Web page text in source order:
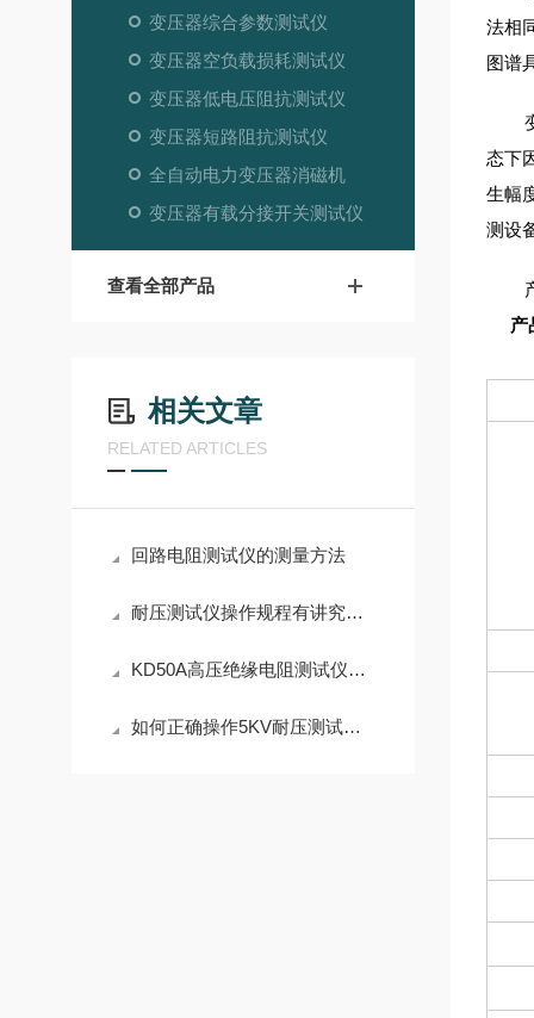
变压器综合参数测试仪
变压器空负载损耗测试仪
变压器低电压阻抗测试仪
变压器短路阻抗测试仪
全自动电力变压器消磁机
变压器有载分接开关测试仪
查看全部产品
相关文章
RELATED ARTICLES
回路电阻测试仪的测量方法
耐压测试仪操作规程有讲究，不可随意！
KD50A高压绝缘电阻测试仪产品介绍
如何正确操作5KV耐压测试仪以确保测试准确性
法相
图谱
态下
生幅
测设
产